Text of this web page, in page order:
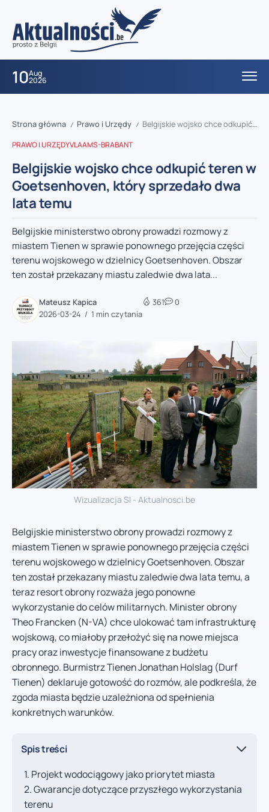
10Aug
2026
Strona główna / Prawo i Urzędy / Belgijskie wojsko chce odkupić teren w Goetsenhoven, który sprzedało dwa lata temu
PRAWO I URZĘDYVLAAMS-BRABANT
Belgijskie wojsko chce odkupić teren w
Goetsenhoven, który sprzedało dwa
lata temu
Belgijskie ministerstwo obrony prowadzi rozmowy z
miastem Tienen w sprawie ponownego przejęcia części
terenu wojskowego w dzielnicy Goetsenhoven. Obszar
ten został przekazany miastu zaledwie dwa lata...
Mateusz Kapica
2026-03-24
1 min czytania
361 0
Wizualizacja SI - Aktualnosci.be
Belgijskie ministerstwo obrony prowadzi rozmowy z
miastem Tienen w sprawie ponownego przejęcia części
terenu wojskowego w dzielnicy Goetsenhoven. Obszar
ten został przekazany miastu zaledwie dwa lata temu, a
teraz resort obrony rozważa jego ponowne
wykorzystanie do celów militarnych. Minister obrony
Theo Francken (N-VA) chce ulokować tam infrastrukturę
wojskową, co miałoby przełożyć się na nowe miejsca
pracy oraz inwestycje finansowane z budżetu
obronnego. Burmistrz Tienen Jonathan Holslag (Durf
Tienen) deklaruje gotowość do rozmów, ale podkreśla, że
zgoda miasta będzie uzależniona od spełnienia
konkretnych warunków.
Spis treści
Projekt wodociągowy jako priorytet miasta
Gwarancje dotyczące przyszłego wykorzystania
terenu